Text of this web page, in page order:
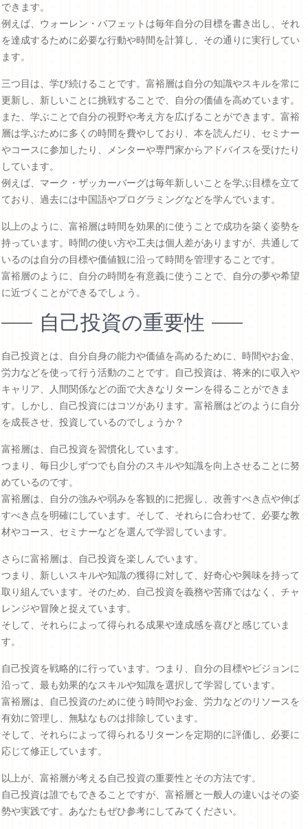
できます。
例えば、ウォーレン・バフェットは毎年自分の目標を書き出し、それ
を達成するために必要な行動や時間を計算し、その通りに実行してい
ます。
三つ目は、学び続けることです。富裕層は自分の知識やスキルを常に
更新し、新しいことに挑戦することで、自分の価値を高めています。
また、学ぶことで自分の視野や考え方を広げることができます。富裕
層は学ぶために多くの時間を費やしており、本を読んだり、セミナー
やコースに参加したり、メンターや専門家からアドバイスを受けたり
しています。
例えば、マーク・ザッカーバーグは毎年新しいことを学ぶ目標を立て
ており、過去には中国語やプログラミングなどを学んでいます。
以上のように、富裕層は時間を効果的に使うことで成功を築く姿勢を
持っています。時間の使い方や工夫は個人差がありますが、共通して
いるのは自分の目標や価値観に沿って時間を管理することです。
富裕層のように、自分の時間を有意義に使うことで、自分の夢や希望
に近づくことができるでしょう。
自己投資の重要性
自己投資とは、自分自身の能力や価値を高めるために、時間やお金、
労力などを使って行う活動のことです。自己投資は、将来的に収入や
キャリア、人間関係などの面で大きなリターンを得ることができま
す。しかし、自己投資にはコツがあります。富裕層はどのように自分
を成長させ、投資しているのでしょうか？
富裕層は、自己投資を習慣化しています。
つまり、毎日少しずつでも自分のスキルや知識を向上させることに努
めているのです。
富裕層は、自分の強みや弱みを客観的に把握し、改善すべき点や伸ば
すべき点を明確にしています。そして、それらに合わせて、必要な教
材やコース、セミナーなどを選んで学習しています。
さらに富裕層は、自己投資を楽しんでいます。
つまり、新しいスキルや知識の獲得に対して、好奇心や興味を持って
取り組んでいます。そのため、自己投資を義務や苦痛ではなく、チャ
レンジや冒険と捉えています。
そして、それらによって得られる成果や達成感を喜びと感じていま
す。
自己投資を戦略的に行っています。つまり、自分の目標やビジョンに
沿って、最も効果的なスキルや知識を選択して学習しています。
富裕層は、自己投資のために使う時間やお金、労力などのリソースを
有効に管理し、無駄なものは排除しています。
そして、それらによって得られるリターンを定期的に評価し、必要に
応じて修正しています。
以上が、富裕層が考える自己投資の重要性とその方法です。
自己投資は誰でもできることですが、富裕層と一般人の違いはその姿
勢や実践です。あなたもぜひ参考にしてみてください。